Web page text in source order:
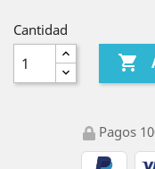
Cantidad

Pagos